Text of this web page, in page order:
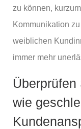
zu können,
Kommunikation
weiblichen
immer mehr
wie